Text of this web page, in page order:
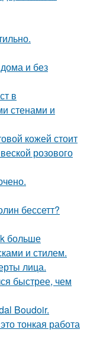
и без
в
стенами и
кожей стоит
розового
бессетт?
больше
и стилем.
лица.
быстрее, чем
Boudoir.
тонкая работа